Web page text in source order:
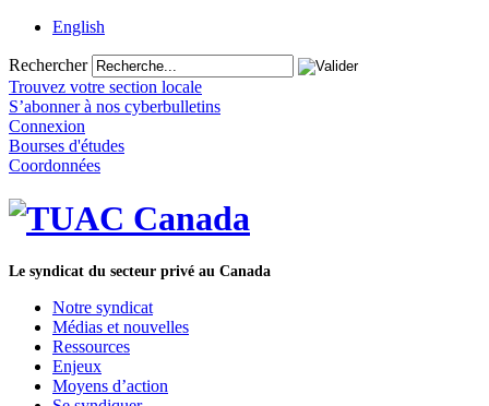
English
Rechercher
Trouvez votre section locale
S’abonner à nos cyberbulletins
Connexion
Bourses d'études
Coordonnées
Le syndicat du secteur privé au Canada
Notre syndicat
Médias et nouvelles
Ressources
Enjeux
Moyens d’action